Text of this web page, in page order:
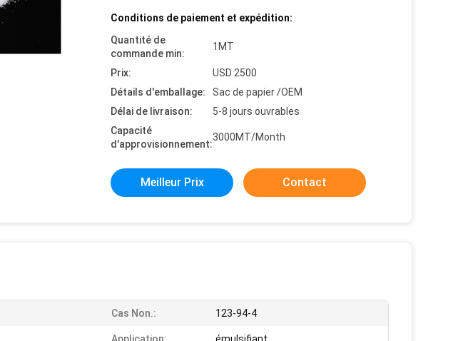
Conditions de paiement et expédition:
Quantité de
commande min:
1MT
Prix:
USD 2500
Détails d'emballage:
Sac de papier /OEM
Délai de livraison:
5-8 jours ouvrables
Capacité
d'approvisionnement:
3000MT/Month
Meilleur Prix Contact
Cas Non.: 123-94-4